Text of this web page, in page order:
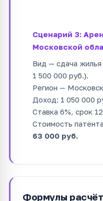
Сценарий 3:
Московской
Вид — сдача жилья
1 500 000 руб.).
Регион —
Доход: 1 050 000
Ставка 6%, срок
Стоимость
63 000 руб.
Формулы